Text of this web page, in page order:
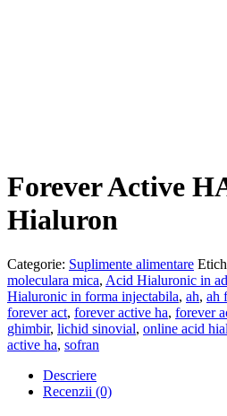
Forever Active
Hialuron
Categorie: Suplimente alimentare
moleculara mica, Acid Hialuronic in
Hialuronic in forma injectabila, ah, ah
forever act, forever active ha, forever
ghimbir, lichid sinovial, online acid
active ha, sofran
Descriere
Recenzii (0)